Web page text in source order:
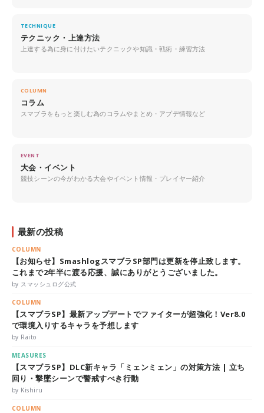
TECHNIQUE
テクニック・上達方法
上達する為に身に付けたいテクニックや知識・戦術・練習方法
COLUMN
コラム
スマブラをもっと楽しむ為のコラムやまとめ・アプデ情報など
EVENT
大会・イベント
競技シーンの今がわかる大会やイベント情報・プレイヤー紹介
最新の投稿
COLUMN
【お知らせ】SmashlogスマブラSP部門は更新を停止致します。
これまで2年半に渡る応援、誠にありがとうございました。
by スマッシュログ公式
COLUMN
【スマブラSP】最新アップデートでファイターが超強化！Ver8.0
で環境入りするキャラを予想します
by Raito
MEASURES
【スマブラSP】DLC新キャラ「ミェンミェン」の対策方法 | 立ち
回り・撃墜シーンで警戒すべき行動
by Kishiru
COLUMN